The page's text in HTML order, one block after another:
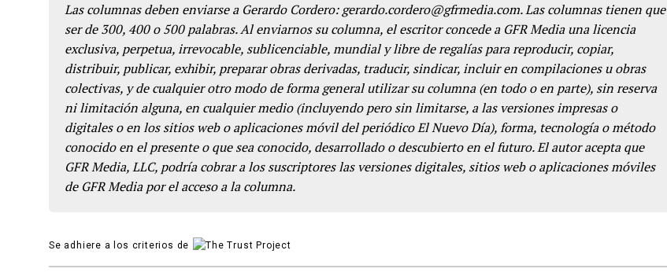
Las columnas deben enviarse a Gerardo Cordero: gerardo.cordero@gfrmedia.com. Las columnas tienen que
ser de 300, 400 o 500 palabras. Al enviarnos su columna, el escritor concede a GFR Media una licencia
exclusiva, perpetua, irrevocable, sublicenciable, mundial y libre de regalías para reproducir, copiar,
distribuir, publicar, exhibir, preparar obras derivadas, traducir, sindicar, incluir en compilaciones u obras
colectivas, y de cualquier otro modo de forma general utilizar su columna (en todo o en parte), sin reserva
ni limitación alguna, en cualquier medio (incluyendo pero sin limitarse, a las versiones impresas o
digitales o en los sitios web o aplicaciones móvil del periódico El Nuevo Día), forma, tecnología o método
conocido en el presente o que sea conocido, desarrollado o descubierto en el futuro. El autor acepta que
GFR Media, LLC, podría cobrar a los suscriptores las versiones digitales, sitios web o aplicaciones móviles
de GFR Media por el acceso a la columna.
Se adhiere a los criterios de